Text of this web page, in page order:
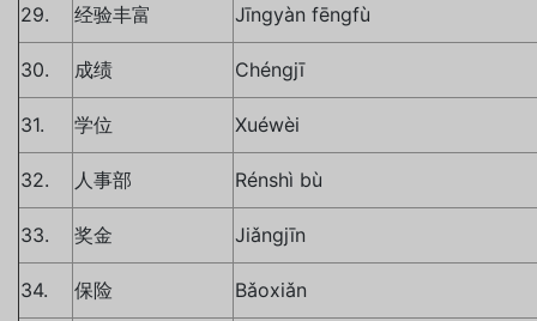
29. 经验丰富 Jīngyàn fēngfù
30. 成绩 Chéngjī
31. 学位 Xuéwèi
32. 人事部 Rénshì bù
33. 奖金 Jiǎngjīn
34. 保险 Bǎoxiǎn